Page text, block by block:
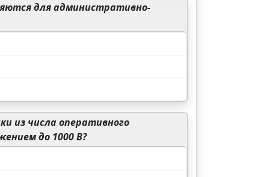
для административно-
из числа оперативного
до 1000 В?